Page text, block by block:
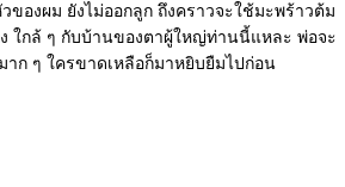
ของผม ยังไม่ออกลูก ถึงคราวจะใช้มะพร้าวต้ม
ใกล้ ๆ กับบ้านของตาผู้ใหญ่ท่านนี้แหละ พ่อจะ
ก ๆ ใครขาดเหลือก็มาหยิบยืมไปก่อน